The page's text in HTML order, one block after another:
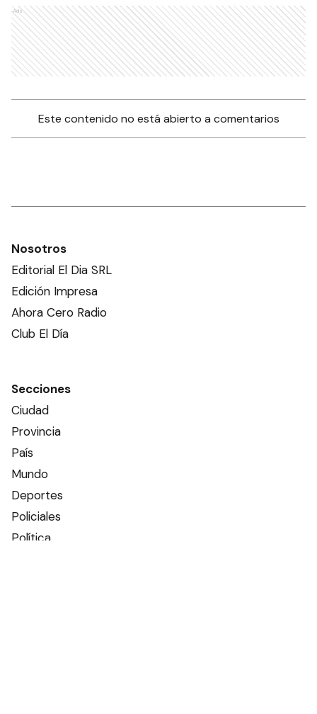
Ads
Este contenido no está abierto a comentarios
Nosotros
Editorial El Dia SRL
Edición Impresa
Ahora Cero Radio
Club El Día
Secciones
Ciudad
Provincia
País
Mundo
Deportes
Policiales
Política